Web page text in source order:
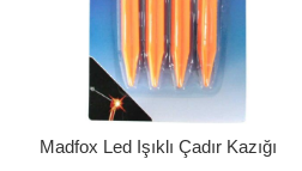
Madfox Led Işıklı Çadır Kazığı